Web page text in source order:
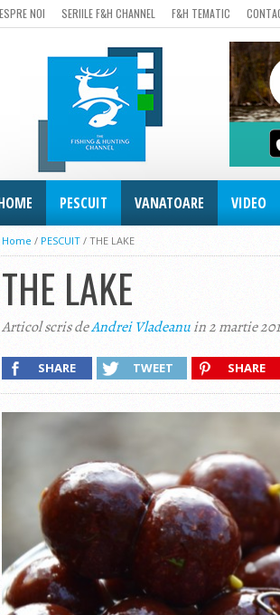
NOI SERIILE F&H CHANNEL F&H TEMATIC
PESCUIT VANATOARE VIDEO
Home / PESCUIT / THE LAKE
THE LAKE
Articol scris deAndrei Vladeanuin 2 martie
SHARE TWEET SHARE